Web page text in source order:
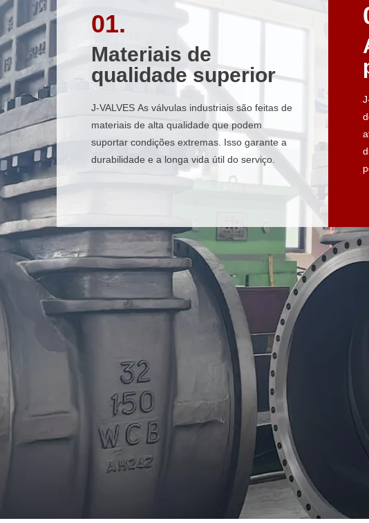
01.
Materiais de
qualidade superior
J-VALVES As válvulas industriais são feitas de
materiais de alta qualidade que podem
suportar condições extremas. Isso garante a
durabilidade e a longa vida útil do serviço.
01.
Materiais de
qualidade superior
J-VALVES As válvulas industriais são feitas de
materiais de alta qualidade que podem
suportar condições extremas. Isso garante a
durabilidade e a longa vida útil do serviço.